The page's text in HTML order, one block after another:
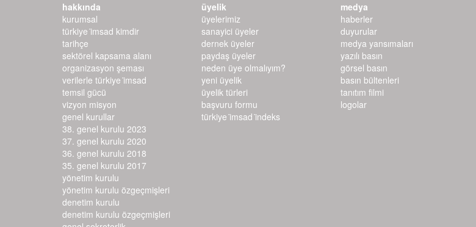
hakkında
kurumsal
türkiye i̇msad kimdir
tarihçe
sektörel kapsama alanı
organizasyon şeması
verilerle türkiye i̇msad
temsil gücü
vizyon misyon
genel kurullar
38. genel kurulu 2023
37. genel kurulu 2020
36. genel kurulu 2018
35. genel kurulu 2017
yönetim kurulu
yönetim kurulu özgeçmişleri
denetim kurulu
denetim kurulu özgeçmişleri
üyelik
üyelerimiz
sanayici üyeler
dernek üyeler
paydaş üyeler
neden üye olmalıyım?
yeni üyelik
üyelik türleri
başvuru formu
türkiye i̇msad i̇ndeks
medya
haberler
duyurular
medya yansımaları
yazılı basın
görsel basın
basın bültenleri
tanıtım filmi
logolar